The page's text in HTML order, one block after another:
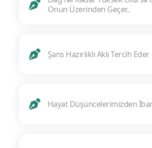
Onun Üzerinden Geçer..
Şans Hazırlıklı Aklı Tercih Eder
Hayat Düşüncelerimizden